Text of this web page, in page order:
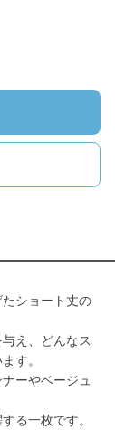
ショート丈の
え、どんなス
す。
ーやベージュ
る一枚です。